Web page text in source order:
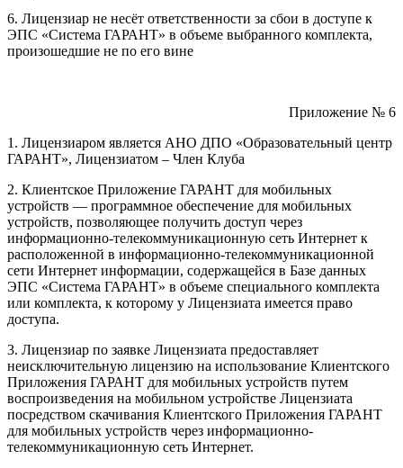
6. Лицензиар не несёт ответственности за сбои в доступе к
ЭПС «Система ГАРАНТ» в объеме выбранного комплекта,
произошедшие не по его вине
Приложение № 6
1. Лицензиаром является АНО ДПО «Образовательный центр
ГАРАНТ», Лицензиатом – Член Клуба
2. Клиентское Приложение ГАРАНТ для мобильных
устройств — программное обеспечение для мобильных
устройств, позволяющее получить доступ через
информационно-телекоммуникационную сеть Интернет к
расположенной в информационно-телекоммуникационной
сети Интернет информации, содержащейся в Базе данных
ЭПС «Система ГАРАНТ» в объеме специального комплекта
или комплекта, к которому у Лицензиата имеется право
доступа.
3. Лицензиар по заявке Лицензиата предоставляет
неисключительную лицензию на использование Клиентского
Приложения ГАРАНТ для мобильных устройств путем
воспроизведения на мобильном устройстве Лицензиата
посредством скачивания Клиентского Приложения ГАРАНТ
для мобильных устройств через информационно-
телекоммуникационную сеть Интернет.